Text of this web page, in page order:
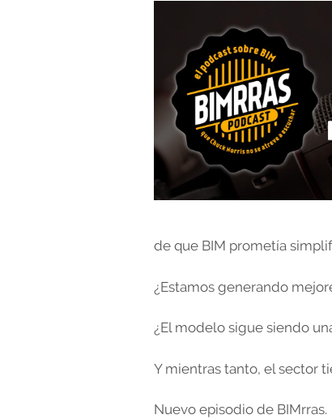
de que BIM prometía
¿Estamos generando
¿El modelo sigue siendo
Y mientras tanto, el sector
Nuevo episodio de BIMrras.